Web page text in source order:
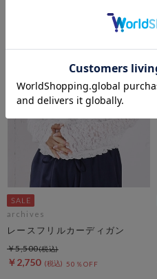
archives
レースフリルカーディガン
￥2,750 50％OFF
￥5,500